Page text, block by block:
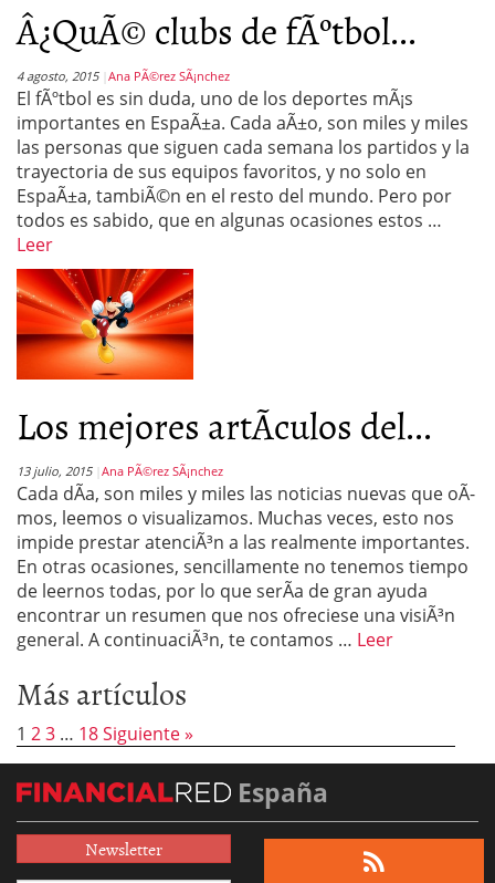
Â¿QuÃ© clubs de fÃºtbol...
4 agosto, 2015 Ana PÃ©rez SÃ¡nchez
El fÃºtbol es sin duda, uno de los deportes mÃ¡s
importantes en EspaÃ±a. Cada aÃ±o, son miles y miles
las personas que siguen cada semana los partidos y la
trayectoria de sus equipos favoritos, y no solo en
EspaÃ±a, tambiÃ©n en el resto del mundo. Pero por
todos es sabido, que en algunas ocasiones estos …
Leer
Los mejores artÃ­culos del...
13 julio, 2015 Ana PÃ©rez SÃ¡nchez
Cada dÃ­a, son miles y miles las noticias nuevas que oÃ­
mos, leemos o visualizamos. Muchas veces, esto nos
impide prestar atenciÃ³n a las realmente importantes.
En otras ocasiones, sencillamente no tenemos tiempo
de leernos todas, por lo que serÃ­a de gran ayuda
encontrar un resumen que nos ofreciese una visiÃ³n
general. A continuaciÃ³n, te contamos … Leer
Más artículos
1 23 … 18Siguiente »
España
Newsletter